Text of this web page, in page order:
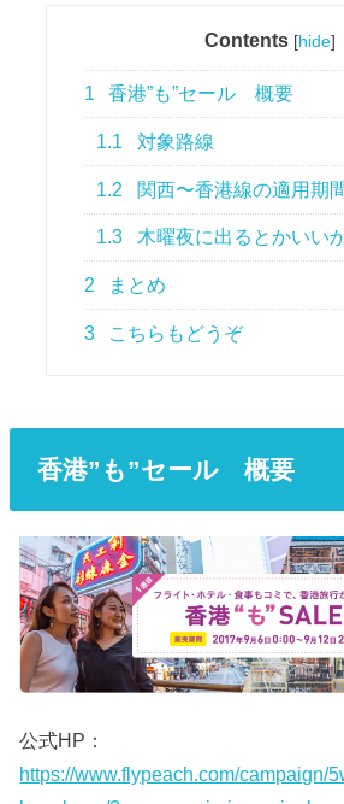
Contents [hide]
1 香港”も”セール 概要
1.1 対象路線
1.2 関西〜香港線の適用期
1.3 木曜夜に出るとかいい
2 まとめ
3 こちらもどうぞ
香港”も”セール 概要
公式HP：
https://www.flypeach.com/campaign/